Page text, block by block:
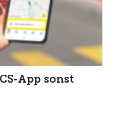
App sonst